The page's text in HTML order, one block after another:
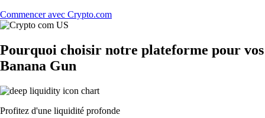
Commencer avec Crypto.com
Pourquoi choisir notre plateforme pour vos
Banana Gun
Profitez d'une liquidité profonde